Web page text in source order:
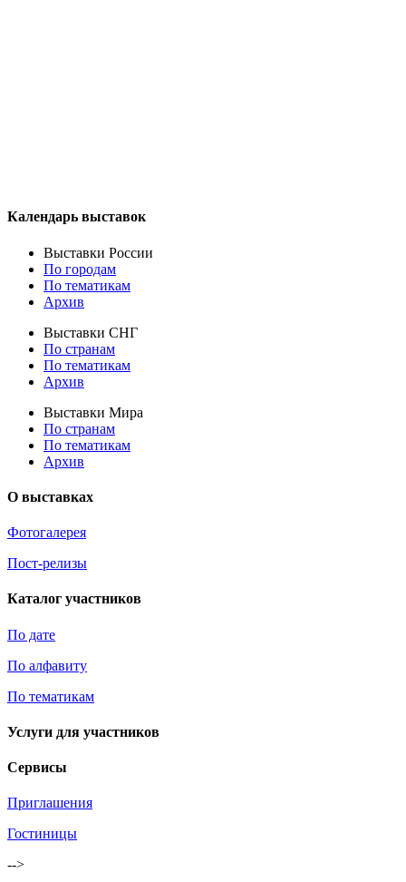
Календарь выставок
Выставки России
По городам
По тематикам
Архив
Выставки СНГ
По странам
По тематикам
Архив
Выставки Мира
По странам
По тематикам
Архив
О выставках
Фотогалерея
Пост-релизы
Каталог участников
По дате
По алфавиту
По тематикам
Услуги для участников
Сервисы
Приглашения
Гостиницы
-->